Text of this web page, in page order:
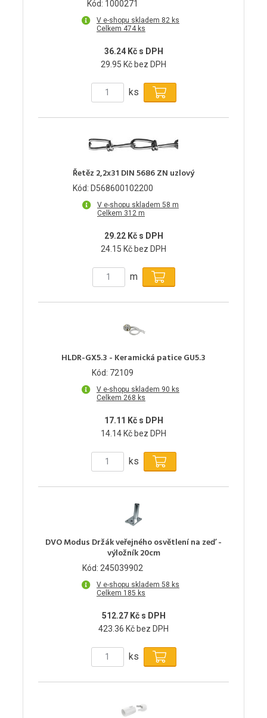
Kód: 1000271
V e-shopu skladem 82 ks
Celkem 474 ks
36.24 Kč s DPH
29.95 Kč bez DPH
ks
Řetěz 2,2x31 DIN 5686 ZN uzlový
Kód: D568600102200
V e-shopu skladem 58 m
Celkem 312 m
29.22 Kč s DPH
24.15 Kč bez DPH
m
HLDR-GX5.3 - Keramická patice GU5.3
Kód: 72109
V e-shopu skladem 90 ks
Celkem 268 ks
17.11 Kč s DPH
14.14 Kč bez DPH
ks
DVO Modus Držák veřejného osvětlení na zeď -
výložník 20cm
Kód: 245039902
V e-shopu skladem 58 ks
Celkem 185 ks
512.27 Kč s DPH
423.36 Kč bez DPH
ks